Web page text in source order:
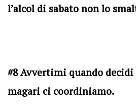
l’alcol di sabato non lo
#8 Avvertimi quando
magari ci coordiniamo.